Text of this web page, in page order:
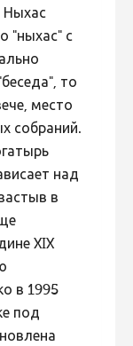
Ныхас
"ныхас" с
то
место
собраний.
над
в
XIX
в 1995
под